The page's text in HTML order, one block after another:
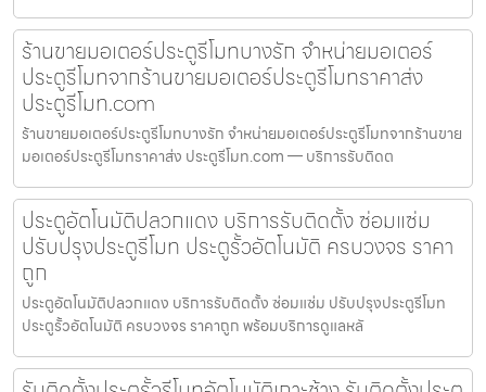
ร้านขายมอเตอร์ประตูรีโมทบางรัก จำหน่ายมอเตอร์
ประตูรีโมทจากร้านขายมอเตอร์ประตูรีโมทราคาส่ง
ประตูรีโมท.com
ร้านขายมอเตอร์ประตูรีโมทบางรัก จำหน่ายมอเตอร์ประตูรีโมทจากร้านขาย
มอเตอร์ประตูรีโมทราคาส่ง ประตูรีโมท.com — บริการรับติดต
ประตูอัตโนมัติปลวกแดง บริการรับติดตั้ง ซ่อมแซ่ม
ปรับปรุงประตูรีโมท ประตูรั้วอัตโนมัติ ครบวงจร ราคา
ถูก
ประตูอัตโนมัติปลวกแดง บริการรับติดตั้ง ซ่อมแซ่ม ปรับปรุงประตูรีโมท
ประตูรั้วอัตโนมัติ ครบวงจร ราคาถูก พร้อมบริการดูแลหลั